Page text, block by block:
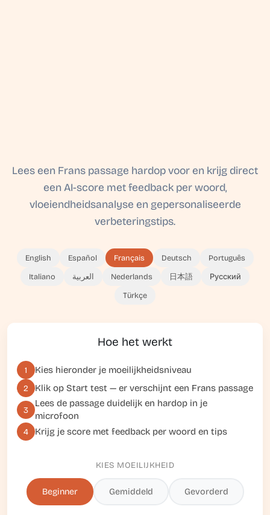
Lees een Frans passage hardop voor en krijg direct
een AI-score met feedback per woord,
vloeiendheidsanalyse en gepersonaliseerde
verbeteringstips.
English Español Français Deutsch Português
Italiano العربية Nederlands 日本語 Русский
Türkçe
Hoe het werkt
1 Kies hieronder je moeilijkheidsniveau
2 Klik op Start test — er verschijnt een Frans passage
3
Lees de passage duidelijk en hardop in je
microfoon
4 Krijg je score met feedback per woord en tips
KIES MOEILIJKHEID
Beginner Gemiddeld Gevorderd